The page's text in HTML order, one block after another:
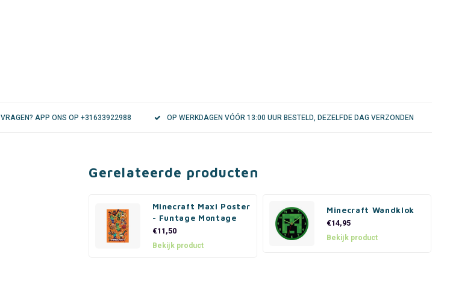
VRAGEN? APP ONS OP +31633922988 OP WERKDAGEN VÓÓR 13:00 UUR BESTELD, DEZELFDE DAG VERZONDEN
Gerelateerde producten
Minecraft Maxi Poster
- Funtage Montage
€11,50
Bekijk product
Minecraft Wandklok
€14,95
Bekijk product